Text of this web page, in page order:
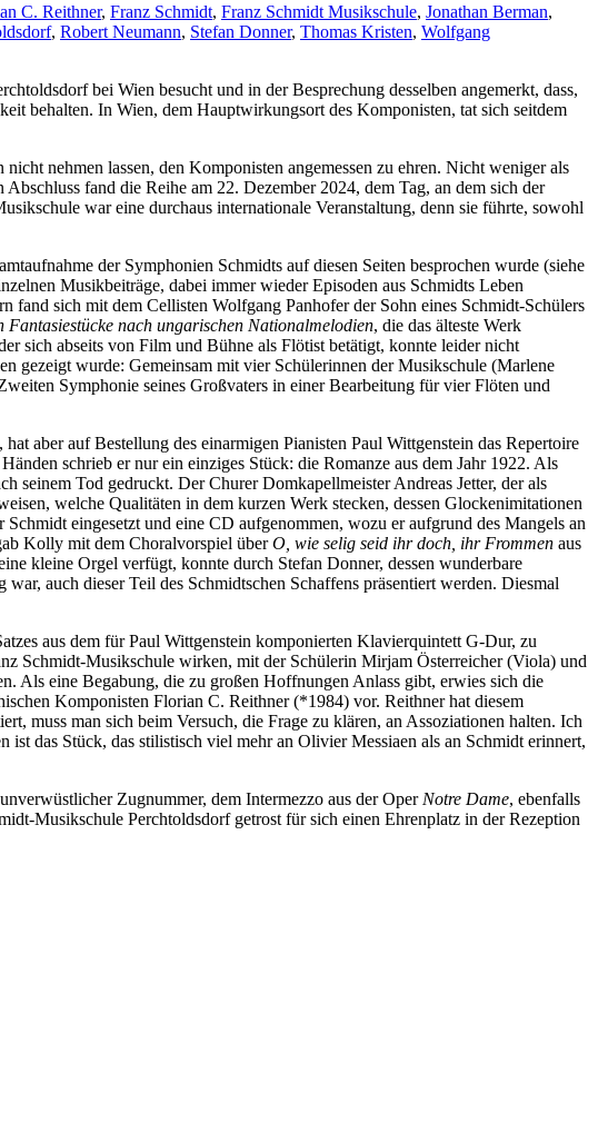
C. Reithner, Franz Schmidt, Franz Schmidt Musikschule, Jonathan Berman,
, Robert Neumann, Stefan Donner, Thomas Kristen, Wolfgang
bei Wien besucht und in der Besprechung desselben angemerkt, dass,
behalten. In Wien, dem Hauptwirkungsort des Komponisten, tat sich seitdem
nehmen lassen, den Komponisten angemessen zu ehren. Nicht weniger als
fand die Reihe am 22. Dezember 2024, dem Tag, an dem sich der
war eine durchaus internationale Veranstaltung, denn sie führte, sowohl
der Symphonien Schmidts auf diesen Seiten besprochen wurde (siehe
Musikbeiträge, dabei immer wieder Episoden aus Schmidts Leben
sich mit dem Cellisten Wolfgang Panhofer der Sohn eines Schmidt-Schülers
Fantasiestücke nach ungarischen Nationalmelodien, die das älteste Werk
sich abseits von Film und Bühne als Flötist betätigt, konnte leider nicht
gezeigt wurde: Gemeinsam mit vier Schülerinnen der Musikschule (Marlene
Symphonie seines Großvaters in einer Bearbeitung für vier Flöten und
aber auf Bestellung des einarmigen Pianisten Paul Wittgenstein das Repertoire
schrieb er nur ein einziges Stück: die Romanze aus dem Jahr 1922. Als
seinem Tod gedruckt. Der Churer Domkapellmeister Andreas Jetter, der als
welche Qualitäten in dem kurzen Werk stecken, dessen Glockenimitationen
eingesetzt und eine CD aufgenommen, wozu er aufgrund des Mangels an
Kolly mit dem Choralvorspiel überO, wie selig seid ihr doch, ihr Frommen aus
kleine Orgel verfügt, konnte durch Stefan Donner, dessen wunderbare
auch dieser Teil des Schmidtschen Schaffens präsentiert werden. Diesmal
aus dem für Paul Wittgenstein komponierten Klavierquintett G-Dur, zu
Schmidt-Musikschule wirken, mit der Schülerin Mirjam Österreicher (Viola) und
Als eine Begabung, die zu großen Hoffnungen Anlass gibt, erwies sich die
Komponisten Florian C. Reithner (*1984) vor. Reithner hat diesem
muss man sich beim Versuch, die Frage zu klären, an Assoziationen halten. Ich
ist das Stück, das stilistisch viel mehr an Olivier Messiaen als an Schmidt erinnert,
Zugnummer, dem Intermezzo aus der Oper Notre Dame, ebenfalls
Musikschule Perchtoldsdorf getrost für sich einen Ehrenplatz in der Rezeption